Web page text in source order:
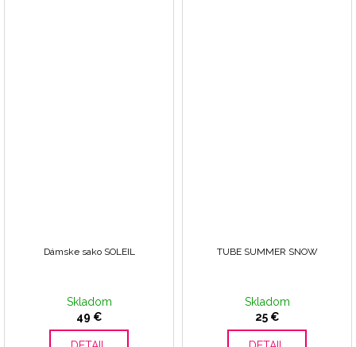
Dámske sako SOLEIL
Skladom
49 €
TUBE SUMMER SNOW
Skladom
25 €